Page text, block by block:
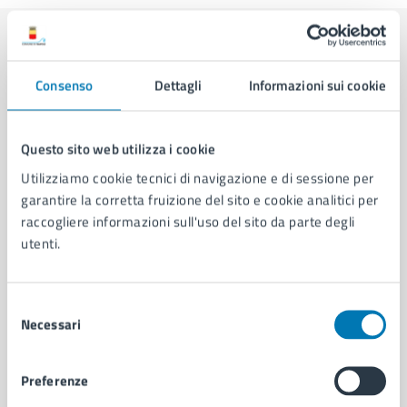
Consenso Dettagli Informazioni sui cookie
Questo sito web utilizza i cookie
Utilizziamo cookie tecnici di navigazione e di sessione per
garantire la corretta fruizione del sito e cookie analitici per
raccogliere informazioni sull'uso del sito da parte degli
utenti.
delNecessari
Preferenze
Area Consiglio Comunale
Servizio Coordinamento e Segreteria del Consiglio
Comunale